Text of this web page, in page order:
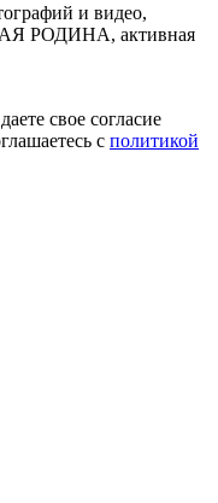
и видео,
РОДИНА, активная
свое согласие
с политикой